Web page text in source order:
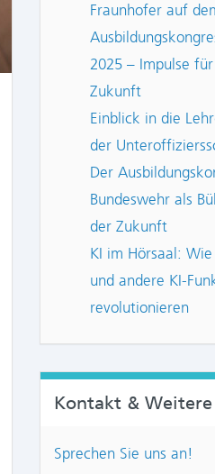
Fraunhofer auf
2025 – Impulse
Zukunft
Einblick in die
der
Der
Bundeswehr als
der Zukunft
KI im Hörsaal:
und andere KI-
revolutionieren
Kontakt &
Sprechen Sie uns an!